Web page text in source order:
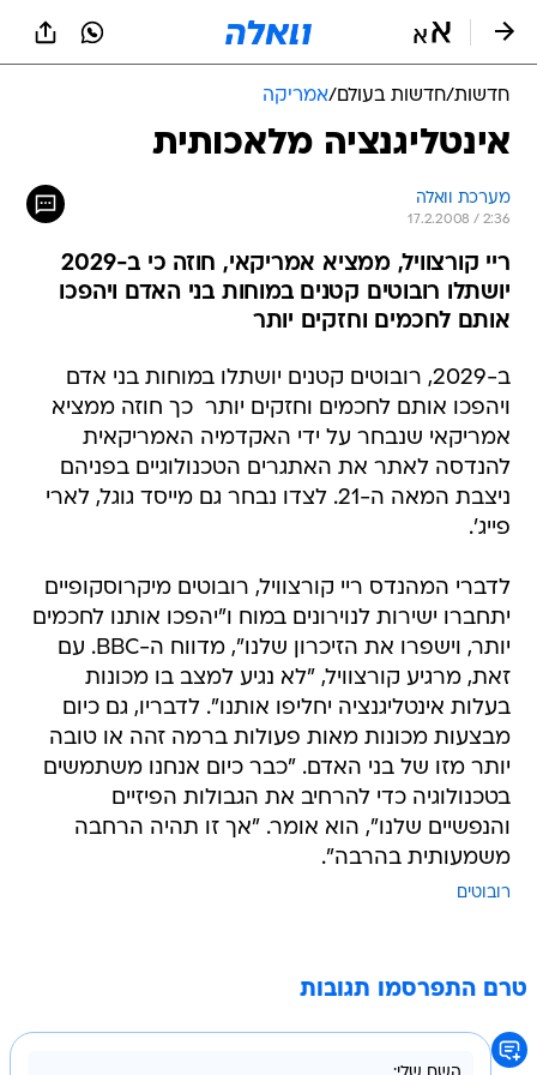
חדשות/חדשות בעולם/אמריקה
אינטליגנציה מלאכותית
מערכת וואלה
17.2.2008 / 2:36
ריי קורצוויל, ממציא אמריקאי, חוזה כי ב-2029
יושתלו רובוטים קטנים במוחות בני האדם ויהפכו
אותם לחכמים וחזקים יותר
ב-2029, רובוטים קטנים יושתלו במוחות בני אדם
ויהפכו אותם לחכמים וחזקים יותר  כך חוזה ממציא
אמריקאי שנבחר על ידי האקדמיה האמריקאית
להנדסה לאתר את האתגרים הטכנולוגיים בפניהם
ניצבת המאה ה-21. לצדו נבחר גם מייסד גוגל, לארי
פייג'.
לדברי המהנדס ריי קורצוויל, רובוטים מיקרוסקופיים
יתחברו ישירות לנוירונים במוח ו"יהפכו אותנו לחכמים
יותר, וישפרו את הזיכרון שלנו", מדווח ה-BBC. עם
זאת, מרגיע קורצוויל, "לא נגיע למצב בו מכונות
בעלות אינטליגנציה יחליפו אותנו". לדבריו, גם כיום
מבצעות מכונות מאות פעולות ברמה זהה או טובה
יותר מזו של בני האדם. "כבר כיום אנחנו משתמשים
בטכנולוגיה כדי להרחיב את הגבולות הפיזיים
והנפשיים שלנו", הוא אומר. "אך זו תהיה הרחבה
משמעותית בהרבה".
רובוטים
טרם התפרסמו תגובות